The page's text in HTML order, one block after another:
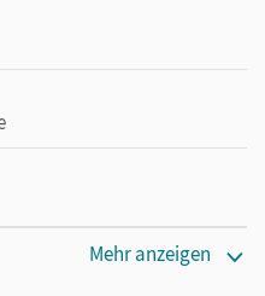
Mehr anzeigen